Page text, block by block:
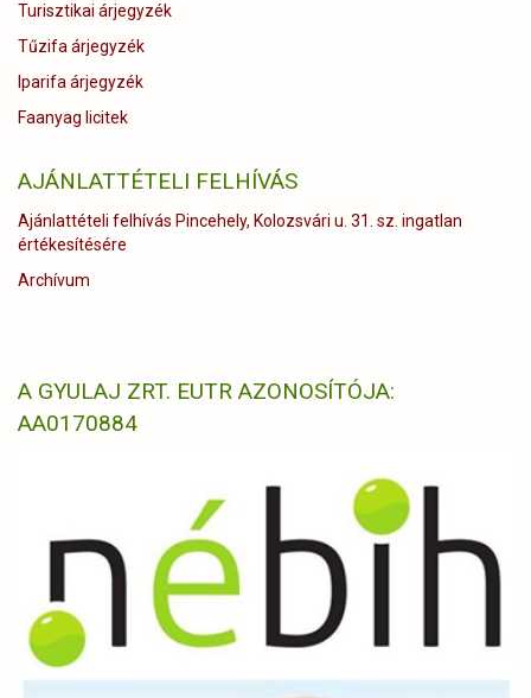
Turisztikai árjegyzék
Tűzifa árjegyzék
Iparifa árjegyzék
Faanyag licitek
AJÁNLATTÉTELI FELHÍVÁS
Ajánlattételi felhívás Pincehely, Kolozsvári u. 31. sz. ingatlan
értékesítésére
Archívum
A GYULAJ ZRT. EUTR AZONOSÍTÓJA:
AA0170884